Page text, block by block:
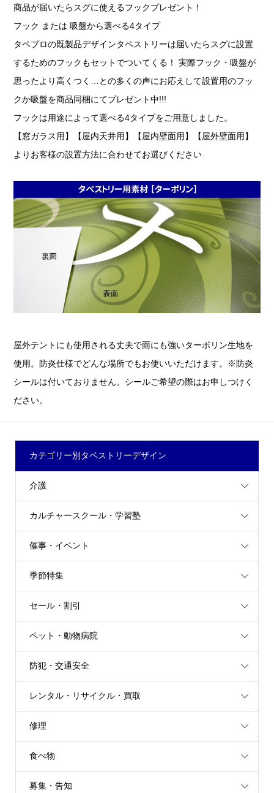
商品が届いたらスグに使えるフックプレゼント！
フック または 吸盤から選べる4タイプ
タペプロの既製品デザインタペストリーは届いたらスグに設置
するためのフックもセットでついてくる！ 実際フック・吸盤が
思ったより高くつく…との多くの声にお応えして設置用のフッ
クか吸盤を商品同梱にてプレゼント中!!!
フックは用途によって選べる4タイプをご用意しました。
【窓ガラス用】【屋内天井用】【屋内壁面用】【屋外壁面用】
よりお客様の設置方法に合わせてお選びください
屋外テントにも使用される丈夫で雨にも強いターポリン生地を
使用。防炎仕様でどんな場所でもお使いいただけます。※防炎
シールは付いておりません。シールご希望の際はお申しつけく
ださい。
カテゴリー別タペストリーデザイン
介護
カルチャースクール・学習塾
催事・イベント
季節特集
セール・割引
ペット・動物病院
防犯・交通安全
レンタル・リサイクル・買取
修理
食べ物
募集・告知